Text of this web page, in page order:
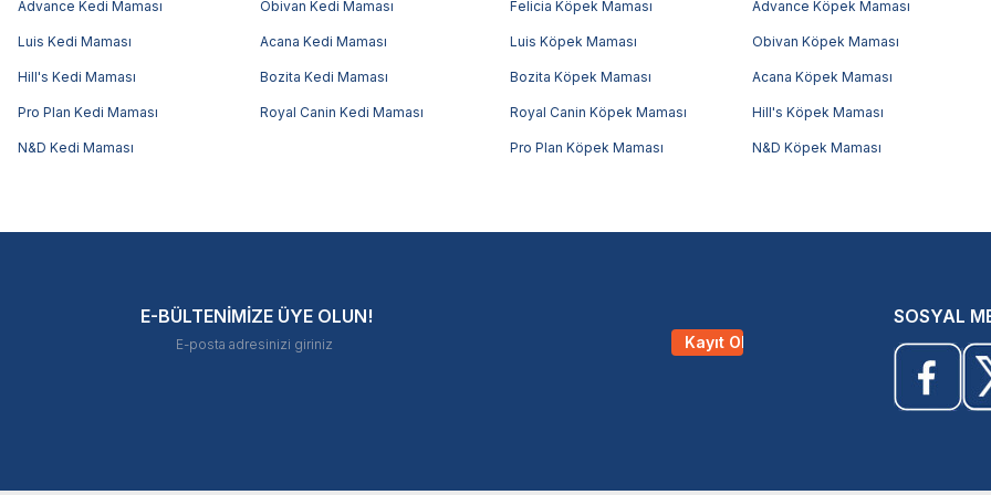
Advance Kedi Maması Obivan Kedi Maması
Luis Kedi Maması Acana Kedi Maması
Hill's Kedi Maması Bozita Kedi Maması
Pro Plan Kedi Maması Royal Canin Kedi Maması
N&D Kedi Maması
Felicia Köpek Maması Advance Köpek Maması
Luis Köpek Maması Obivan Köpek Maması
Bozita Köpek Maması Acana Köpek Maması
Royal Canin Köpek Maması Hill's Köpek Maması
Pro Plan Köpek Maması N&D Köpek Maması
E-BÜLTENİMİZE ÜYE OLUN!
Kayıt Ol
SOSYAL